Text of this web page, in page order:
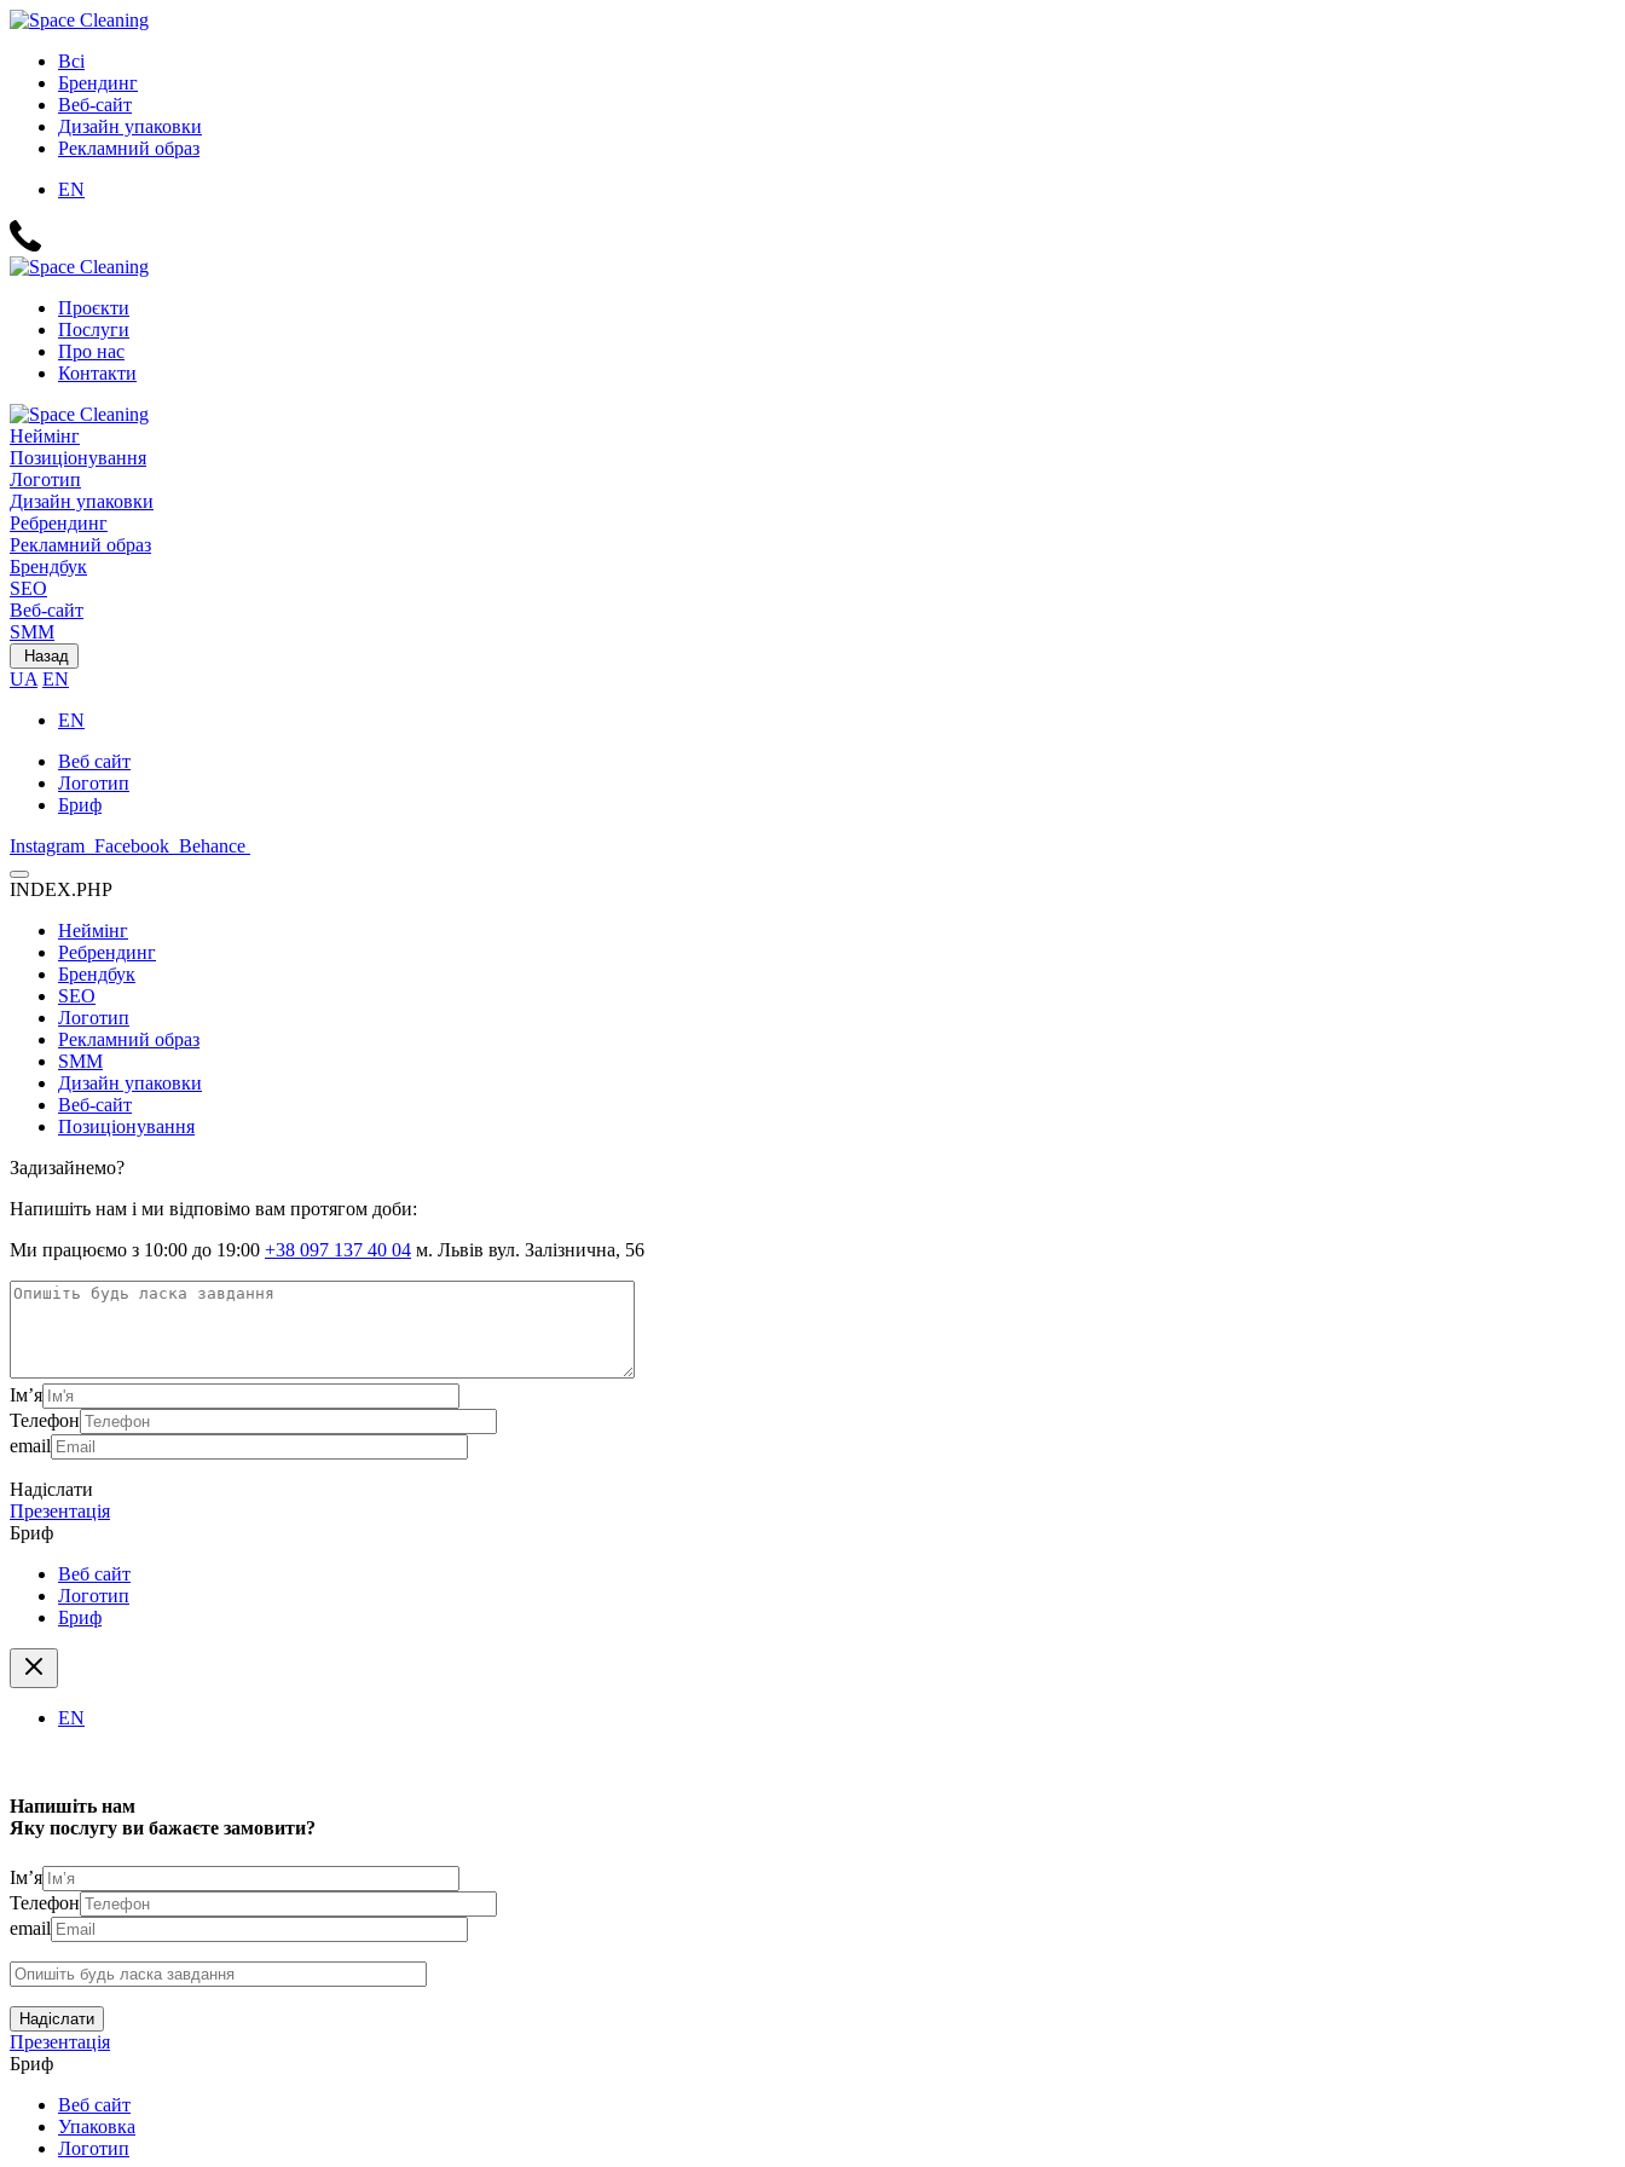
Всі
Брендинг
Веб-сайт
Дизайн упаковки
Рекламний образ
EN
Проєкти
Послуги
Про нас
Контакти
Неймінг
Позиціонування
Логотип
Дизайн упаковки
Ребрендинг
Рекламний образ
Брендбук
SEO
Веб-сайт
SMM
Назад
UA EN
EN
Веб сайт
Логотип
Бриф
Instagram Facebook Behance
INDEX.PHP
Неймінг
Ребрендинг
Брендбук
SEO
Логотип
Рекламний образ
SMM
Дизайн упаковки
Веб-сайт
Позиціонування
Задизайнемо?
Напишіть нам і ми відповімо вам протягом доби:
Ми працюємо з 10:00 до 19:00 +38 097 137 40 04 м. Львів вул. Залізнична, 56
Ім’я
Телефон
email
Надіслати
Презентація
Бриф
Веб сайт
Логотип
Бриф
EN
Напишіть нам
Яку послугу ви бажаєте замовити?
Ім’я
Телефон
email
Надіслати
Презентація
Бриф
Веб сайт
Упаковка
Логотип